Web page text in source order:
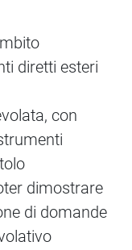
diretti esteri
con
dimostrare
di domande